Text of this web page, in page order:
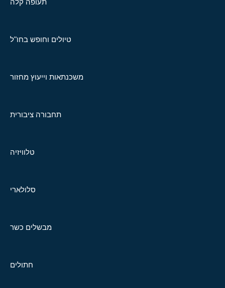
תעופה קלה
טיולים וחופש בחו"ל
משכנתאות וייעוץ מחזור
תחבורה ציבורית
טלוויזיה
סלולארי
מבשלים כשר
חתולים